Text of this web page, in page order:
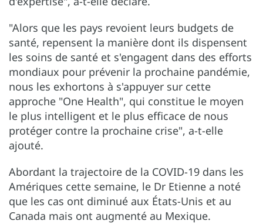
"Alors que les pays revoient leurs budgets de
santé, repensent la manière dont ils dispensent
les soins de santé et s'engagent dans des efforts
mondiaux pour prévenir la prochaine pandémie,
nous les exhortons à s'appuyer sur cette
approche "One Health", qui constitue le moyen
le plus intelligent et le plus efficace de nous
protéger contre la prochaine crise", a-t-elle
ajouté.
Abordant la trajectoire de la COVID-19 dans les
Amériques cette semaine, le Dr Etienne a noté
que les cas ont diminué aux États-Unis et au
Canada mais ont augmenté au Mexique.